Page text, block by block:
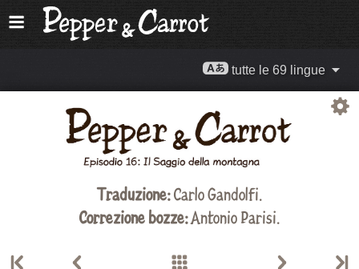
tutte le 69 lingue
Traduzione:Carlo Gandolfi.
Correzione bozze:Antonio Parisi.